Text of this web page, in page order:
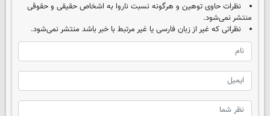
نظرات حاوی توهین و هرگونه نسبت ناروا به اشخاص حقیقی و حقوقی
منتشر نمی‌شود.
نظراتی که غیر از زبان فارسی یا غیر مرتبط با خبر باشد منتشر نمی‌شود.